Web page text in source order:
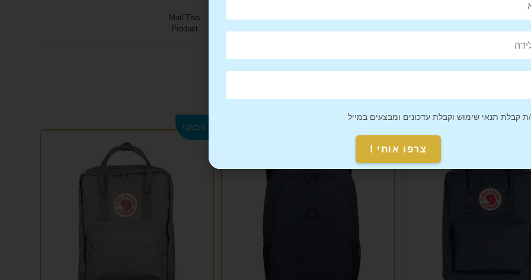
Mail This
Product
מבצע!
קבלת תנאי שימוש וקבלת עדכונים ומבצעים במייל
צרפו אותי !